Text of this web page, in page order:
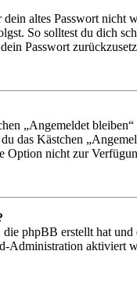
altes Passwort nicht
So solltest du dich
Passwort
„Angemeldet
das Kästchen
Option nicht zur
phpBB erstellt hat
Administration